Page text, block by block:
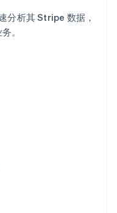
分析其 Stripe 数据，
。